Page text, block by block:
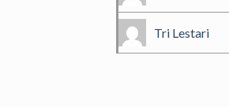
Tri Lestari